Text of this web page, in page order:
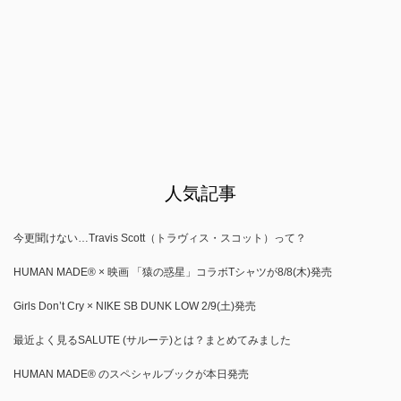
人気記事
今更聞けない…Travis Scott（トラヴィス・スコット）って？
HUMAN MADE®︎ × 映画 「猿の惑星」コラボTシャツが8/8(木)発売
Girls Don’t Cry × NIKE SB DUNK LOW 2/9(土)発売
最近よく見るSALUTE (サルーテ)とは？まとめてみました
HUMAN MADE® のスペシャルブックが本日発売